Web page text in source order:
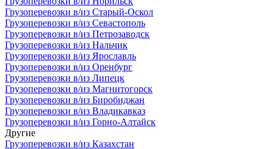
Грузоперевозки в/из Старый-Оскол
Грузоперевозки в/из Севастополь
Грузоперевозки в/из Петрозаводск
Грузоперевозки в/из Нальчик
Грузоперевозки в/из Ярославль
Грузоперевозки в/из Оренбург
Грузоперевозки в/из Липецк
Грузоперевозки в/из Магнитогорск
Грузоперевозки в/из Биробиджан
Грузоперевозки в/из Владикавказ
Грузоперевозки в/из Горно-Алтайск
Другие
Грузоперевозки в/из Казахстан